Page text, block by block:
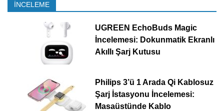
İNCELEME
UGREEN EchoBuds Magic
İncelemesi: Dokunmatik Ekranlı
Akıllı Şarj Kutusu
Philips 3’ü 1 Arada Qi Kablosuz
Şarj İstasyonu İncelemesi:
Masaüstünde Kablo